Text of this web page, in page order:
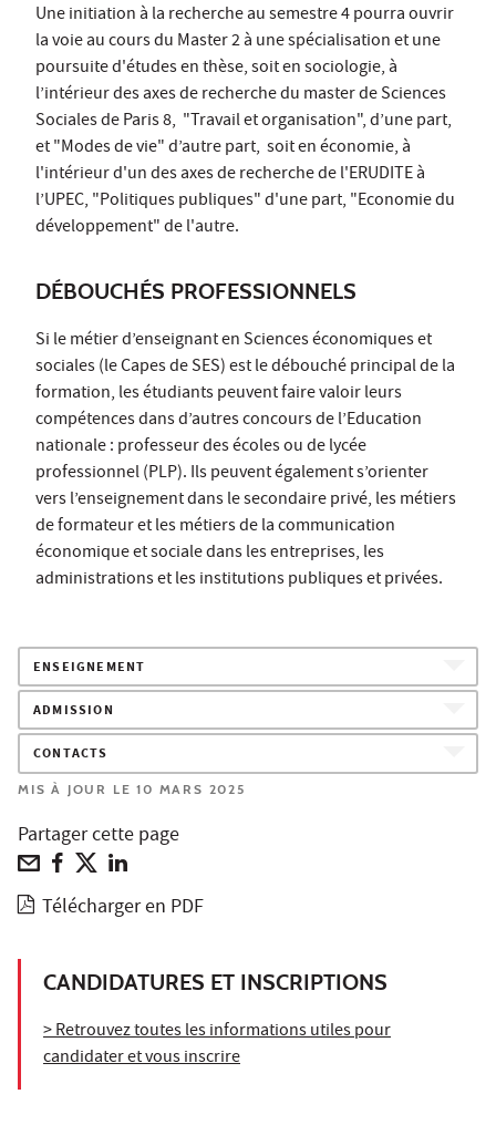
Une initiation à la recherche au semestre 4 pourra ouvrir
la voie au cours du Master 2 à une spécialisation et une
poursuite d'études en thèse, soit en sociologie, à
l’intérieur des axes de recherche du master de Sciences
Sociales de Paris 8, "Travail et organisation", d’une part,
et "Modes de vie" d’autre part, soit en économie, à
l'intérieur d'un des axes de recherche de l'ERUDITE à
l’UPEC, "Politiques publiques" d'une part, "Economie du
développement" de l'autre.
DÉBOUCHÉS PROFESSIONNELS
Si le métier d’enseignant en Sciences économiques et
sociales (le Capes de SES) est le débouché principal de la
formation, les étudiants peuvent faire valoir leurs
compétences dans d’autres concours de l’Education
nationale : professeur des écoles ou de lycée
professionnel (PLP). Ils peuvent également s’orienter
vers l’enseignement dans le secondaire privé, les métiers
de formateur et les métiers de la communication
économique et sociale dans les entreprises, les
administrations et les institutions publiques et privées.
ENSEIGNEMENT
ADMISSION
CONTACTS
MIS À JOUR LE 10 MARS 2025
Partager cette page
Télécharger en PDF
CANDIDATURES ET INSCRIPTIONS
> Retrouvez toutes les informations utiles pour
candidater et vous inscrire